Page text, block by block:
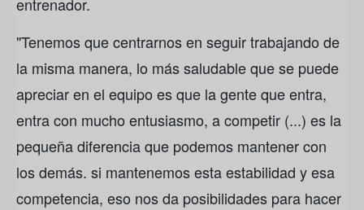
"Tenemos que centrarnos en seguir trabajando de
la misma manera, lo más saludable que se puede
apreciar en el equipo es que la gente que entra,
entra con mucho entusiasmo, a competir (...) es la
pequeña diferencia que podemos mantener con
los demás. si mantenemos esta estabilidad y esa
competencia, eso nos da posibilidades para hacer